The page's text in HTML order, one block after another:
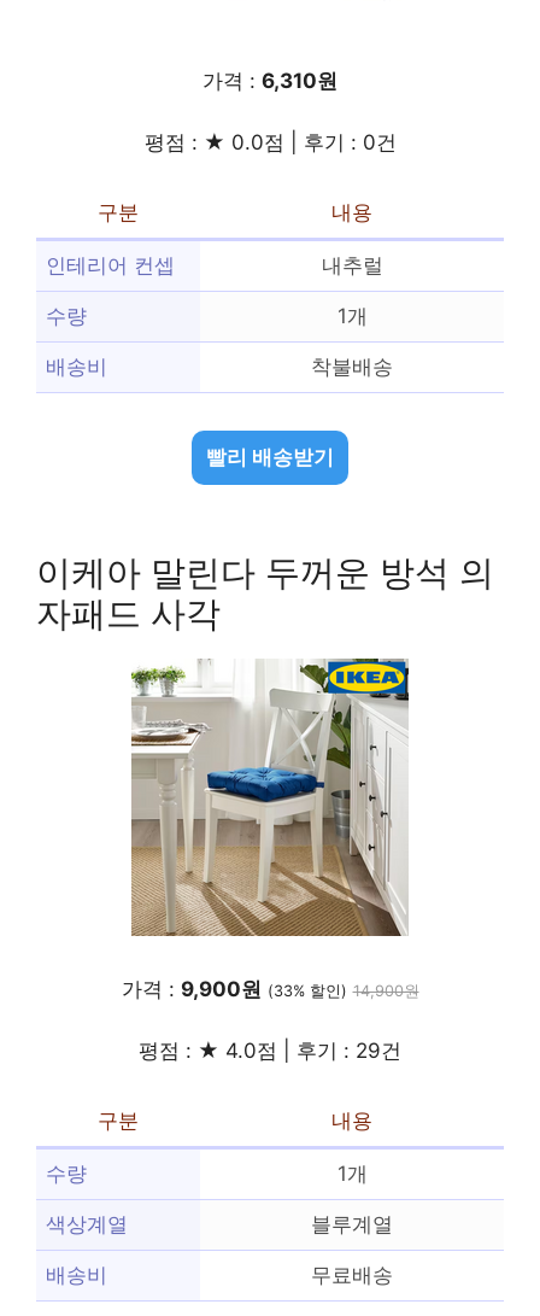
가격 : 6,310원
평점 : ★ 0.0점 | 후기 : 0건
구분 내용
인테리어 컨셉 내추럴
수량 1개
배송비 착불배송
빨리 배송받기
이케아 말린다 두꺼운 방석 의
자패드 사각
가격 : 9,900원 (33% 할인) 14,900원
평점 : ★ 4.0점 | 후기 : 29건
구분 내용
수량 1개
색상계열 블루계열
배송비 무료배송